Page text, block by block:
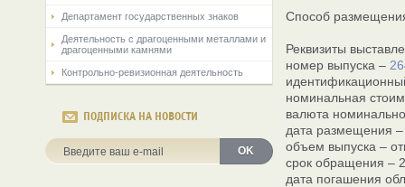
Департамент государственных знаков
Деятельность с драгоценными металлами и
драгоценными камнями
Контрольно-ревизионная деятельность
ПОДПИСКА НА НОВОСТИ
OK
Способ
Реквизиты
номер выпуска –
номинальная
валюта
дата размещения –
объем выпуска –
срок обращения –
дата погашения